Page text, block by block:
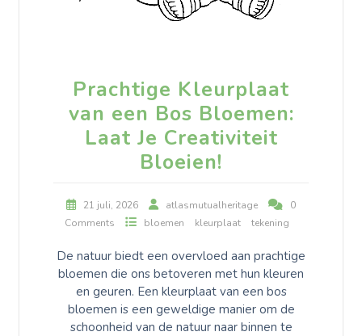
Prachtige Kleurplaat
van een Bos Bloemen:
Laat Je Creativiteit
Bloeien!
21 juli, 2026 atlasmutualheritage
0
Comments
bloemen kleurplaat tekening
De natuur biedt een overvloed aan prachtige
bloemen die ons betoveren met hun kleuren
en geuren. Een kleurplaat van een bos
bloemen is een geweldige manier om de
schoonheid van de natuur naar binnen te